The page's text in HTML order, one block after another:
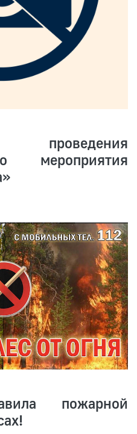
мероприятия
пожарной